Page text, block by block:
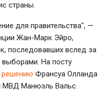
страны.
для правительства", —
Жан-Марк Эйро,
последовавших вслед за
На посту
решению Франсуа Олланда
МВД Манюэль Вальс.